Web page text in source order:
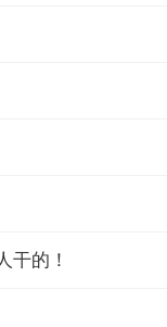
干的！